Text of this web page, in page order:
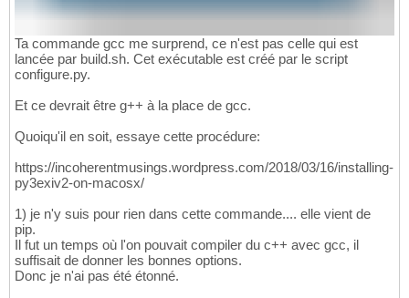
Ta commande gcc me surprend, ce n'est pas celle qui est
lancée par build.sh. Cet exécutable est créé par le script
configure.py.
Et ce devrait être g++ à la place de gcc.
Quoiqu'il en soit, essaye cette procédure:
https://incoherentmusings.wordpress.com/2018/03/16/installing-
py3exiv2-on-macosx/
1) je n'y suis pour rien dans cette commande.... elle vient de
pip.
Il fut un temps où l'on pouvait compiler du c++ avec gcc, il
suffisait de donner les bonnes options.
Donc je n'ai pas été étonné.